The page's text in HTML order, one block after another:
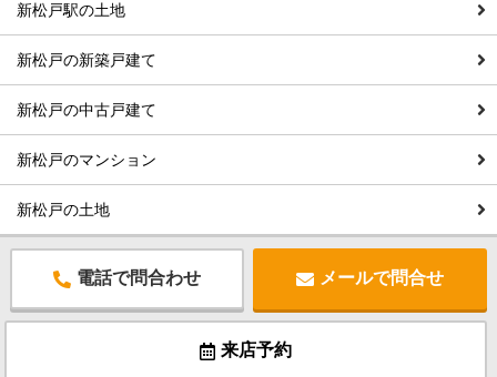
新松戸駅の土地
新松戸の新築戸建て
新松戸の中古戸建て
新松戸のマンション
新松戸の土地
電話で問合わせ メールで問合せ
来店予約